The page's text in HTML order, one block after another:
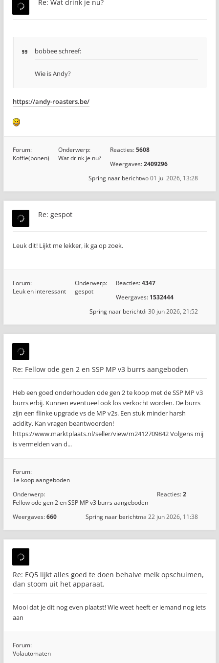
Re: Wat drink je nu?
bobbee schreef:
Wie is Andy?
https://andy-roasters.be/
Forum:
Koffie(bonen)
Onderwerp:
Wat drink je nu?
Reacties:5608
Weergaves:2409296
wo 01 jul 2026, 13:28
Spring naar bericht
Re: gespot
Leuk dit! Lijkt me lekker, ik ga op zoek.
Forum:
Leuk en interessant
Onderwerp:
gespot
Reacties:4347
Weergaves: 1532444
di 30 jun 2026, 21:52
Spring naar bericht
Re: Fellow ode gen 2 en SSP MP v3 burrs aangeboden
Heb een goed onderhouden ode gen 2 te koop met de SSP MP v3
burrs erbij. Kunnen eventueel ook los verkocht worden. De burrs
zijn een flinke upgrade vs de MP v2s. Een stuk minder harsh
acidity. Kan vragen beantwoorden!
https://www.marktplaats.nl/seller/view/m2412709842 Volgens mij
is vermelden van d...
Forum:
Te koop aangeboden
Onderwerp:
Fellow ode gen 2 en SSP MP v3 burrs aangeboden
Reacties:2
Weergaves:660 ma 22 jun 2026, 11:38
Spring naar bericht
Re: EQ5 lijkt alles goed te doen behalve melk opschuimen,
dan stoom uit het apparaat.
Mooi dat je dit nog even plaatst! Wie weet heeft er iemand nog iets
aan
Forum:
Volautomaten